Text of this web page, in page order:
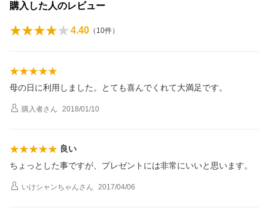
購入した人のレビュー
4.40 （ 10件）
母の日に利用しました。とても喜んでくれて大満足です。
購入者さん 2018/01/10
良い
ちょっとした事ですが、プレゼントには非常にいいと思います。
いけシャンちゃんさん 2017/04/06